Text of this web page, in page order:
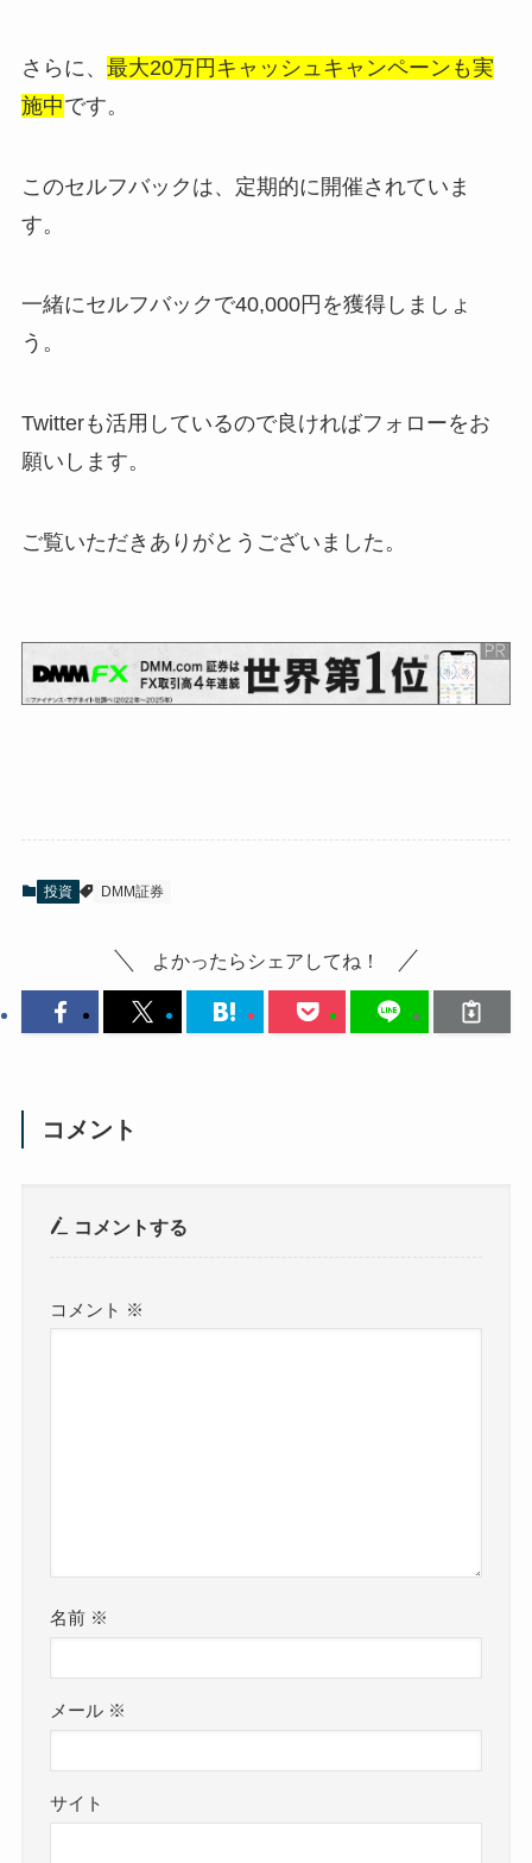
さらに、 最大20万円キャッシュキャンペーンも実
施中です。
このセルフバックは、定期的に開催されていま
す。
一緒にセルフバックで40,000円を獲得しましょ
う。
Twitterも活用しているので良ければフォローをお
願いします。
ご覧いただきありがとうございました。
投資 DMM証券
よかったらシェアしてね！
コメント
コメントする
コメント ※
名前 ※
メール ※
サイト